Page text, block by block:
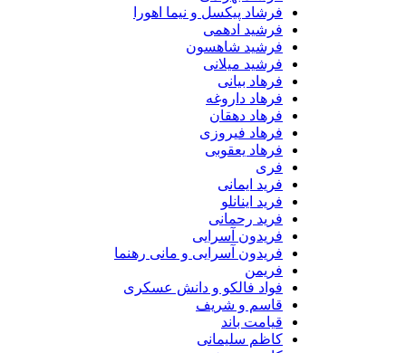
فرشاد پیکسل و نیما اهورا
فرشید ادهمی
فرشید شاهسون
فرشید میلانی
فرهاد بیانی
فرهاد داروغه
فرهاد دهقان
فرهاد فیروزی
فرهاد یعقوبی
فری
فرید ایمانی
فرید اینانلو
فرید رحمانی
فریدون آسرایی
فریدون آسرایی و مانی رهنما
فریمن
فواد فالکو و دانش عسکری
قاسم و شریف
قیامت باند
کاظم سلیمانی